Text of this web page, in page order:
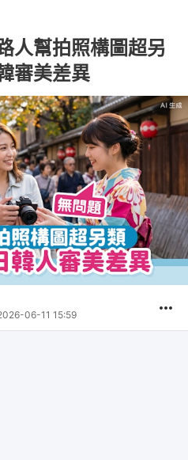
幫拍照構圖超另
審美差異
06-11 15:59